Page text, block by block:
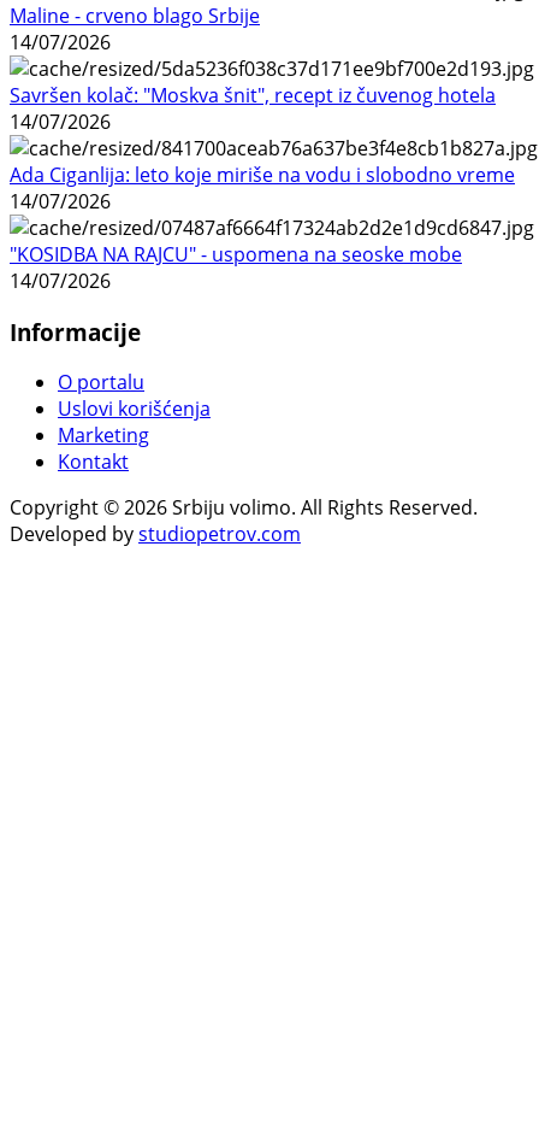
Maline - crveno blago Srbije
14/07/2026
Savršen kolač: "Moskva šnit", recept iz čuvenog hotela
14/07/2026
Ada Ciganlija: leto koje miriše na vodu i slobodno vreme
14/07/2026
"KOSIDBA NA RAJCU" - uspomena na seoske mobe
14/07/2026
Informacije
O portalu
Uslovi korišćenja
Marketing
Kontakt
Copyright © 2026 Srbiju volimo. All Rights Reserved.
Developed bystudiopetrov.com